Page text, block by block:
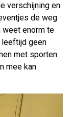
verschijning en
de weg
weet enorm te
leeftijd geen
met sporten
mee kan